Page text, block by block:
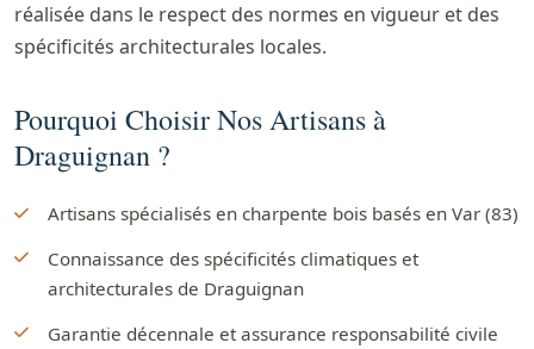
réalisée dans le respect des normes en vigueur et des
spécificités architecturales locales.
Pourquoi Choisir Nos Artisans à
Draguignan ?
Artisans spécialisés en charpente bois basés en Var (83)
Connaissance des spécificités climatiques et
architecturales de Draguignan
Garantie décennale et assurance responsabilité civile